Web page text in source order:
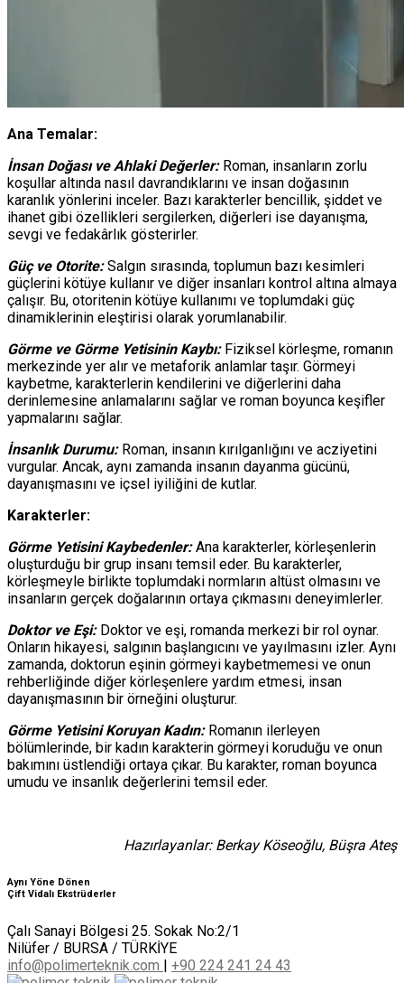
Ana Temalar:
İnsan Doğası ve Ahlaki Değerler:Roman, insanların zorlu
koşullar altında nasıl davrandıklarını ve insan doğasının
karanlık yönlerini inceler. Bazı karakterler bencillik, şiddet ve
ihanet gibi özellikleri sergilerken, diğerleri ise dayanışma,
sevgi ve fedakârlık gösterirler.
Güç ve Otorite:Salgın sırasında, toplumun bazı kesimleri
güçlerini kötüye kullanır ve diğer insanları kontrol altına almaya
çalışır. Bu, otoritenin kötüye kullanımı ve toplumdaki güç
dinamiklerinin eleştirisi olarak yorumlanabilir.
Görme ve Görme Yetisinin Kaybı:Fiziksel körleşme, romanın
merkezinde yer alır ve metaforik anlamlar taşır. Görmeyi
kaybetme, karakterlerin kendilerini ve diğerlerini daha
derinlemesine anlamalarını sağlar ve roman boyunca keşifler
yapmalarını sağlar.
İnsanlık Durumu:Roman, insanın kırılganlığını ve acziyetini
vurgular. Ancak, aynı zamanda insanın dayanma gücünü,
dayanışmasını ve içsel iyiliğini de kutlar.
Karakterler:
Görme Yetisini Kaybedenler:Ana karakterler, körleşenlerin
oluşturduğu bir grup insanı temsil eder. Bu karakterler,
körleşmeyle birlikte toplumdaki normların altüst olmasını ve
insanların gerçek doğalarının ortaya çıkmasını deneyimlerler.
Doktor ve Eşi:Doktor ve eşi, romanda merkezi bir rol oynar.
Onların hikayesi, salgının başlangıcını ve yayılmasını izler. Aynı
zamanda, doktorun eşinin görmeyi kaybetmemesi ve onun
rehberliğinde diğer körleşenlere yardım etmesi, insan
dayanışmasının bir örneğini oluşturur.
Görme Yetisini Koruyan Kadın:Romanın ilerleyen
bölümlerinde, bir kadın karakterin görmeyi koruduğu ve onun
bakımını üstlendiği ortaya çıkar. Bu karakter, roman boyunca
umudu ve insanlık değerlerini temsil eder.
Hazırlayanlar: Berkay Köseoğlu, Büşra Ateş
Aynı Yöne Dönen
Çift Vidalı Ekstrüderler
Çalı Sanayi Bölgesi 25. Sokak No:2/1
Nilüfer / BURSA / TÜRKİYE
info@polimerteknik.com
+90 224 241 24 43